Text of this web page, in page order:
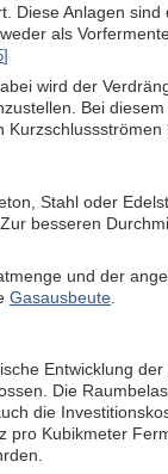
Diese Anlagen
als
]
wird der
Bei
Stahl oder
besseren
und der
Gasausbeute
Entwicklung
Die
die
pro Kubikmeter